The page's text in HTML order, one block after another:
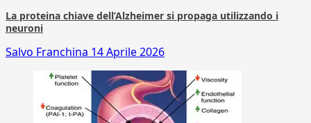
La proteina chiave dell’Alzheimer si propaga utilizzando i
neuroni
Salvo Franchina 14 Aprile 2026